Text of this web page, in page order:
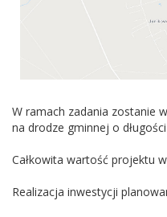
W ramach zadania zostanie
na drodze gminnej o
Całkowita wartość projektu
Realizacja inwestycji